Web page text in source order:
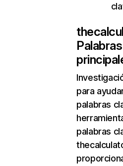
para
palabras
palabras